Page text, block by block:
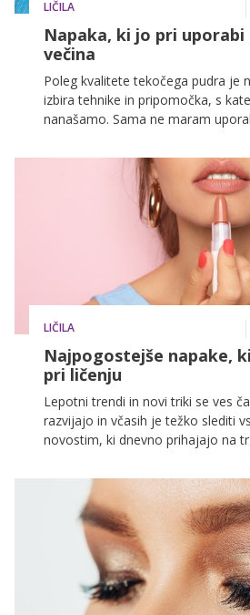
LIČILA
Napaka, ki jo pri uporabi
večina
Poleg kvalitete tekočega pudra je
izbira tehnike in pripomočka, s
nanašamo. Sama ne maram
takšen način hitreje prenašamo
LIČILA
Najpogostejše napake,
pri ličenju
Lepotni trendi in novi triki se ves
razvijajo in včasih je težko slediti
novostim, ki dnevno prihajajo na
ampak le naši dnevni rutini, ki se
spremeni, saj dodamo v rutino
Pomembno je, da odkrijemo
izognemo številnim napakam, ki